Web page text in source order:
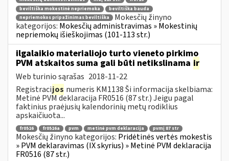
beviltiška mokestinė nepriemoka
beviltiška bauda
nepriemokos pripažinimas beviltiška
Mokesčių žinyno
kategorijos: Mokesčių administravimas » Mokestinių
nepriemokų išieškojimas (101-113 str.)
ilgalaikio materialiojo turto vieneto pirkimo
PVM atskaitos suma gali būti netikslinama ir
Web turinio sąrašas 2018-11-22
Registracijos numeris KM1138 Ši informacija skelbiama:
Metinė PVM deklaracija FR0516 (87 str.) Jeigu pagal
faktinius praėjusių kalendorinių metų rodiklius
apskaičiuota...
fr0516 fr0516a pvm metinė pvm deklaracija pvmį 87 str
Mokesčių žinyno kategorijos: Pridėtinės vertės mokestis
» PVM deklaravimas (IX skyrius) » Metinė PVM deklaracija
FR0516 (87 str.)